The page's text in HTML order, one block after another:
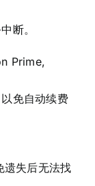
断。
Prime,
免自动续费
遗失后无法找